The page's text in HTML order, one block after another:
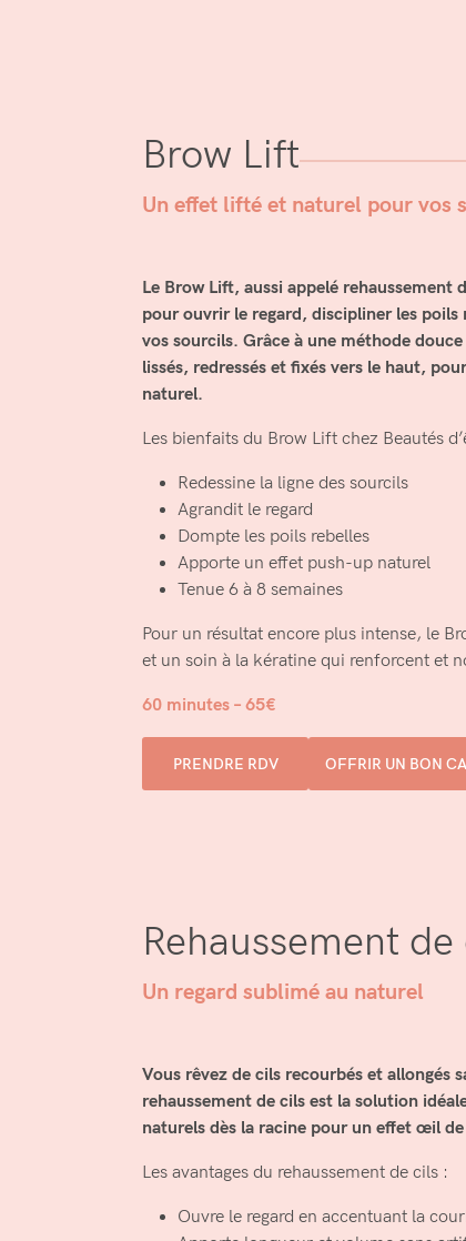
Brow Lift
Un effet lifté et naturel pour vos
Le Brow Lift, aussi appelé rehaussement
pour ouvrir le regard, discipliner les poils
vos sourcils. Grâce à une méthode
lissés, redressés et fixés vers le haut,
naturel.
Les bienfaits du Brow Lift chez Beautés
Redessine la ligne des sourcils
Agrandit le regard
Dompte les poils rebelles
Apporte un effet push-up naturel
Tenue 6 à 8 semaines
Pour un résultat encore plus intense, le
et un soin à la kératine qui renforcent et
60 minutes – 65€
PRENDRE RDV OFFRIR UN BON
Rehaussement de
Un regard sublimé au naturel
Vous rêvez de cils recourbés et allongés
rehaussement de cils est la solution
naturels dès la racine pour un effet œil
Les avantages du rehaussement de cils :
Ouvre le regard en accentuant la